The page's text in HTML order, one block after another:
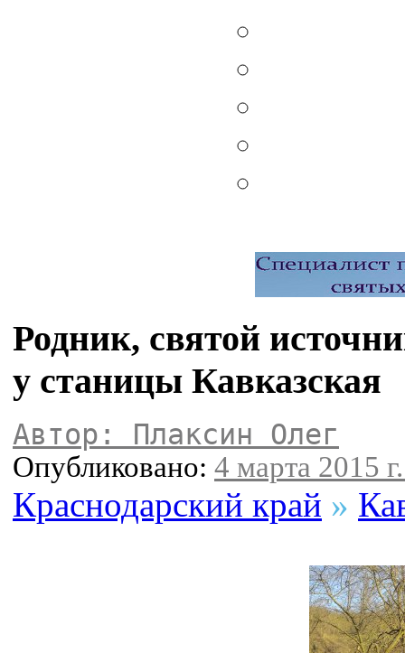
Родник, святой
у станицы Кавказская
Автор: Плаксин Олег
Опубликовано: 4 марта 2015
Краснодарский край »